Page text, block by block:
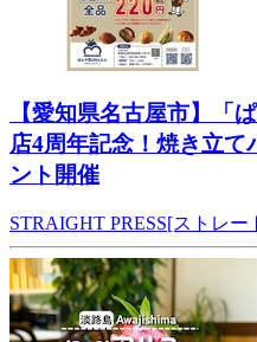
【愛知県名古屋市】「
店4周年記念！焼き立て
ント開催
STRAIGHT PRESS[ストレー